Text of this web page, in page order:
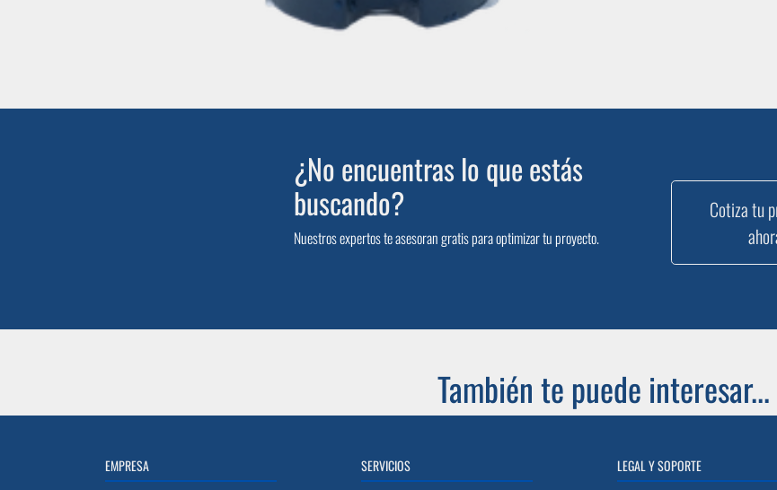
¿No encuentras lo que estás
buscando?
Nuestros expertos te asesoran gratis para optimizar tu proyecto.
Cotiza tu
También te puede interesar...
EMPRESA
SERVICIOS
LEGAL Y SOPORTE